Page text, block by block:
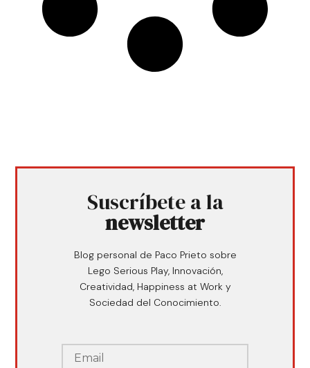
Suscríbete a la
newsletter
Blog personal de Paco Prieto sobre
Lego Serious Play, Innovación,
Creatividad, Happiness at Work y
Sociedad del Conocimiento.